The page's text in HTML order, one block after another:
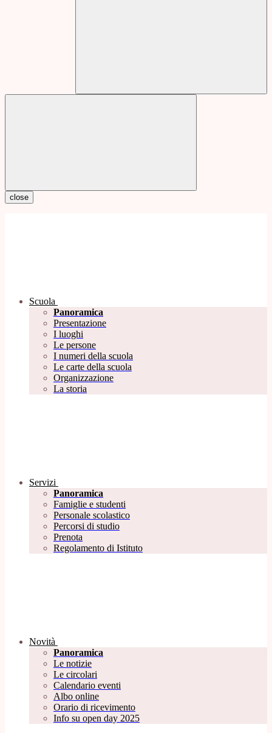
close
Scuola
Panoramica
Presentazione
I luoghi
Le persone
I numeri della scuola
Le carte della scuola
Organizzazione
La storia
Servizi
Panoramica
Famiglie e studenti
Personale scolastico
Percorsi di studio
Prenota
Regolamento di Istituto
Novità
Panoramica
Le notizie
Le circolari
Calendario eventi
Albo online
Orario di ricevimento
Info su open day 2025